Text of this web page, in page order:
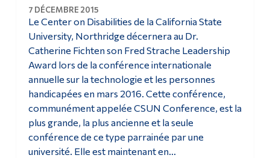
7 DÉCEMBRE 2015
Le Center on Disabilities de la California State
University, Northridge décernera au Dr.
Catherine Fichten son Fred Strache Leadership
Award lors de la conférence internationale
annuelle sur la technologie et les personnes
handicapées en mars 2016. Cette conférence,
communément appelée CSUN Conference, est la
plus grande, la plus ancienne et la seule
conférence de ce type parrainée par une
université. Elle est maintenant en...
personnel administratif